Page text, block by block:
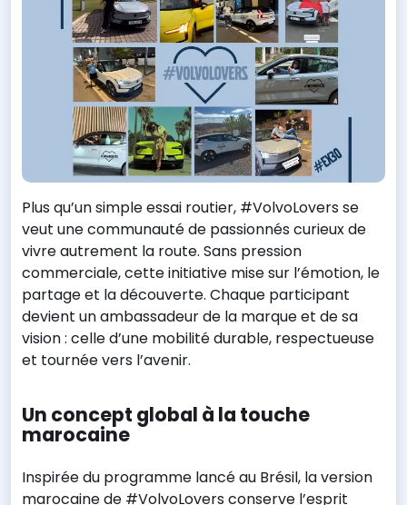
Plus qu’un simple essai routier, #VolvoLovers se
veut une communauté de passionnés curieux de
vivre autrement la route. Sans pression
commerciale, cette initiative mise sur l’émotion, le
partage et la découverte. Chaque participant
devient un ambassadeur de la marque et de sa
vision : celle d’une mobilité durable, respectueuse
et tournée vers l’avenir.
Un concept global à la touche
marocaine
Inspirée du programme lancé au Brésil, la version
marocaine de #VolvoLovers conserve l’esprit